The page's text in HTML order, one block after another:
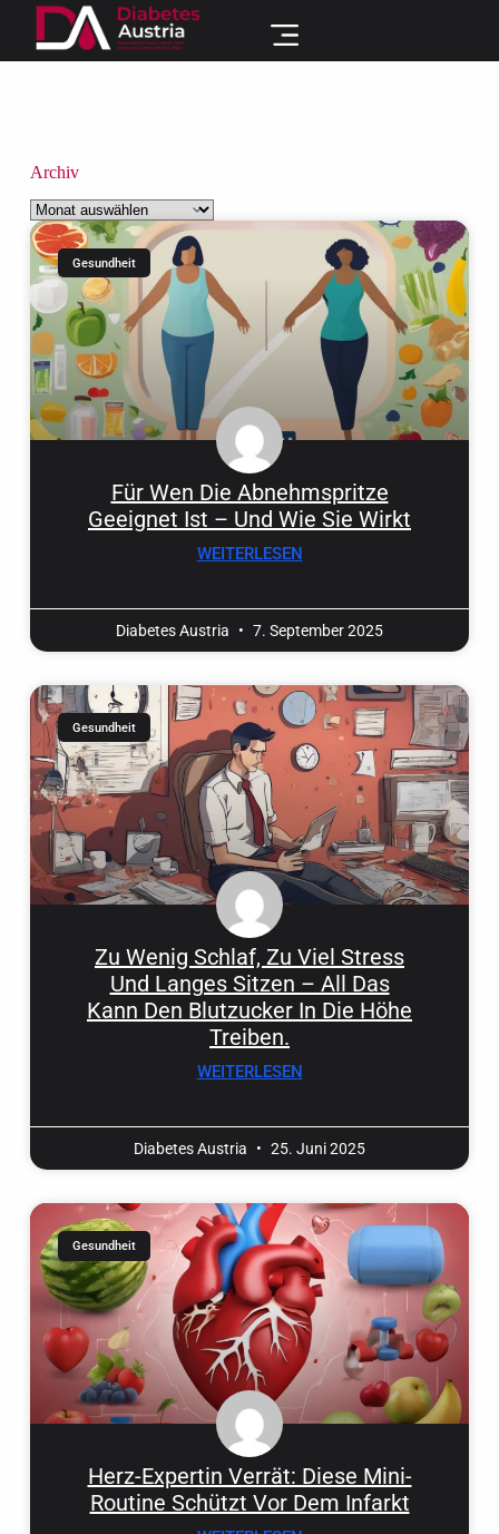
Archiv
Gesundheit
Für Wen Die Abnehmspritze
Geeignet Ist – Und Wie Sie Wirkt
WEITERLESEN
Diabetes Austria 7. September 2025
Gesundheit
Zu Wenig Schlaf, Zu Viel Stress
Und Langes Sitzen – All Das
Kann Den Blutzucker In Die Höhe
Treiben.
WEITERLESEN
Diabetes Austria 25. Juni 2025
Gesundheit
Herz-Expertin Verrät: Diese Mini-
Routine Schützt Vor Dem Infarkt